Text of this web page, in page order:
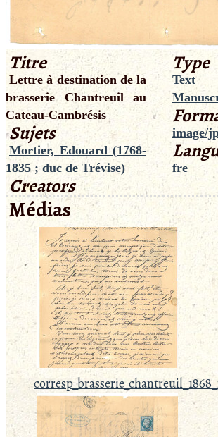
Titre
Lettre à destination de la
brasserie Chantreuil au
Cateau-Cambrésis
Sujets
Mortier, Edouard (1768-
1835 ; duc de Trévise)
Creators
Type
Text
image/
fre
Médias